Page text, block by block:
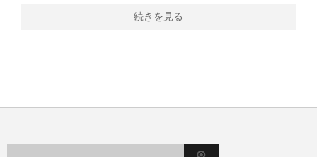
続きを見る